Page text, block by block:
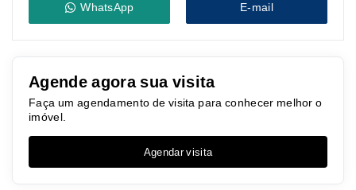
WhatsApp E-mail
Agende agora sua visita
Faça um agendamento de visita para conhecer melhor o
imóvel.
Agendar visita